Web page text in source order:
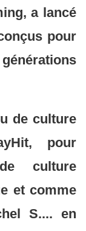
a lancé
pour
de culture
pour
culture
et comme
S.... en